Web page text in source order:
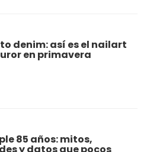
denim: así es el nailart
en primavera
85 años: mitos,